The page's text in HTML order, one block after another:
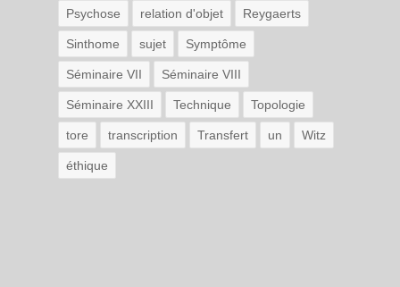
Psychose relation d'objet Reygaerts
Sinthome sujet Symptôme
Séminaire VII Séminaire VIII
Séminaire XXIII Technique Topologie
tore transcription Transfert un Witz
éthique